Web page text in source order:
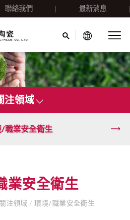
聯絡我們 最新消息
注領域
職業安全衛生
業安全衛生
關注領域 / 環境/職業安全衛生